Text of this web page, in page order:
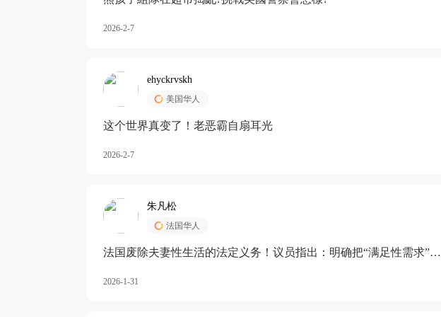
2026-2-7
ehyckrvskh
美国华人
这个世界真变了！老恶霸自扇耳光
2026-2-7
朱凡松
法国华人
法国废除夫妻性生活的法定义务！议员指出：明确把“满足性需求”排
2026-1-31